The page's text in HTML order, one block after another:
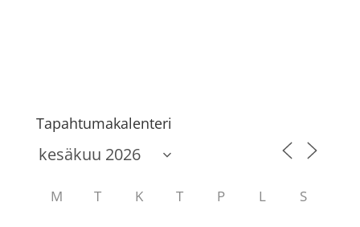
Tapahtumakalenteri
M T K T P L S